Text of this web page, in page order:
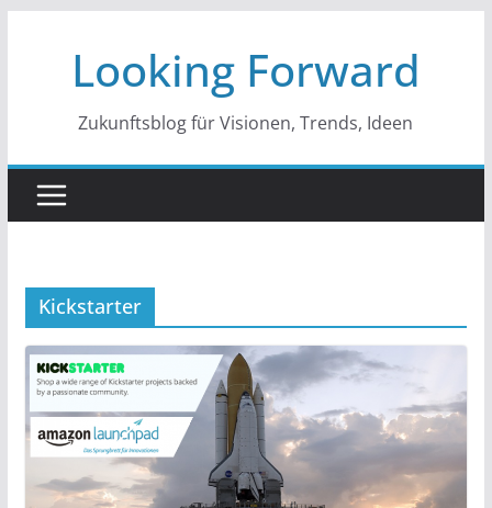
springenLooking Forward
Zukunftsblog für Visionen, Trends, Ideen
Kickstarter